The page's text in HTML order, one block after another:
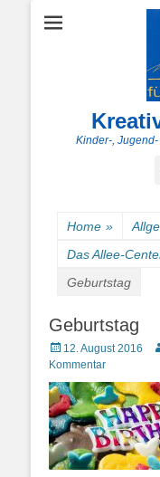
Kinder-,
Home »
Das Allee-
Geburtstag
Geburtstag
Posted
on
12. August 2016
Kommentar